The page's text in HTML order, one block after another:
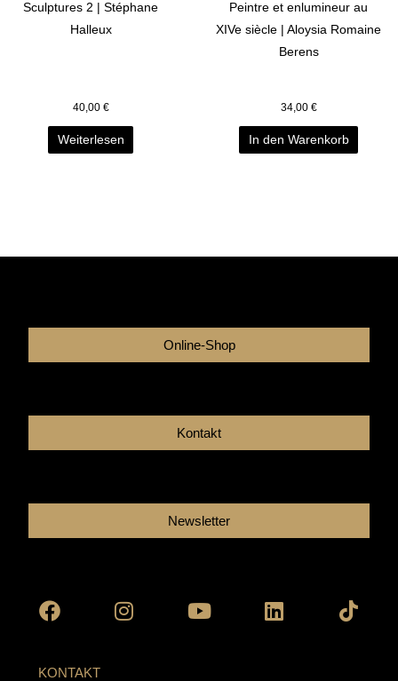
Sculptures 2 | Stéphane
Halleux
40,00 €
Weiterlesen
Peintre et enlumineur au
XIVe siècle | Aloysia Romaine
Berens
34,00 €
In den Warenkorb
Online-Shop
Kontakt
Newsletter
KONTAKT